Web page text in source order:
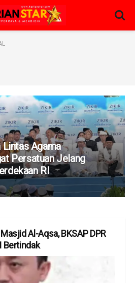
Lintas Agama
Persatuan Jelang
RI
Al-Aqsa, BKSAP DPR
Bertindak